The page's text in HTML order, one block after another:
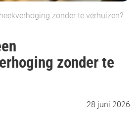
zonder te verhuizen?
zonder te
28 juni 2026